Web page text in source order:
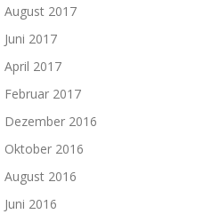
August 2017
Juni 2017
April 2017
Februar 2017
Dezember 2016
Oktober 2016
August 2016
Juni 2016